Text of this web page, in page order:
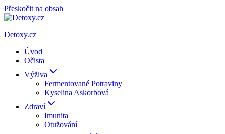
Přeskočit na obsah
Detoxy.cz
Úvod
Očista
Výživa
Fermentované Potraviny
Kyselina Askorbová
Zdraví
Imunita
Otužování